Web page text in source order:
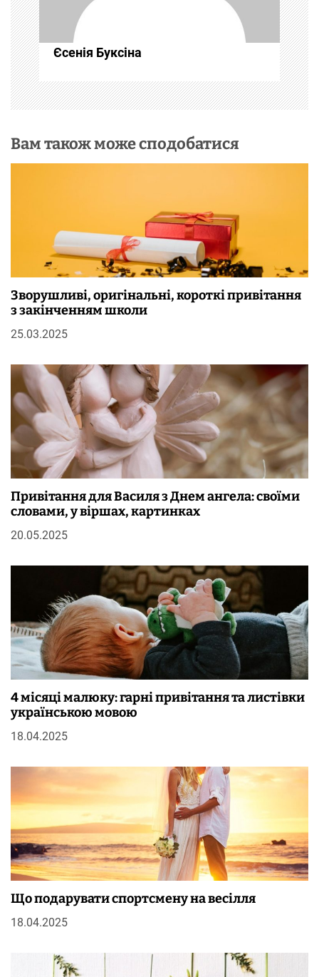
и
с
і
в
Єсенія Буксіна
Вам також може сподобатися
Зворушливі, оригінальні, короткі привітання
з закінченням школи
25.03.2025
Привітання для Василя з Днем ангела: своїми
словами, у віршах, картинках
20.05.2025
4 місяці малюку: гарні привітання та листівки
українською мовою
18.04.2025
Що подарувати спортсмену на весілля
18.04.2025